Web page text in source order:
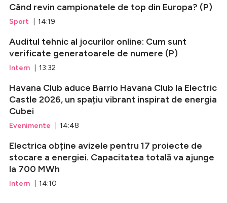
Când revin campionatele de top din Europa? (P)
Sport | 14:19
Auditul tehnic al jocurilor online: Cum sunt
verificate generatoarele de numere (P)
Intern | 13:32
Havana Club aduce Barrio Havana Club la Electric
Castle 2026, un spațiu vibrant inspirat de energia
Cubei
Evenimente | 14:48
Electrica obține avizele pentru 17 proiecte de
stocare a energiei. Capacitatea totală va ajunge
la 700 MWh
Intern | 14:10